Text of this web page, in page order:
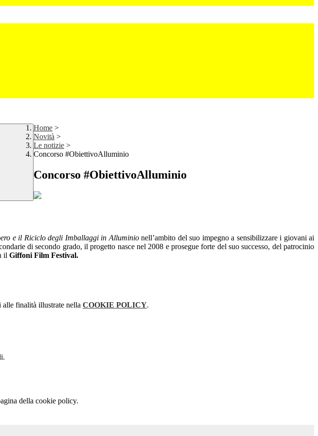
Home >
Novità >
Le notizie >
Concorso #ObiettivoAlluminio
Concorso #ObiettivoAlluminio
e il Riciclo degli Imballaggi in Alluminionell’ambito del suo impegno a sensibilizzare i giovani ai
di secondo grado, il progetto nasce nel 2008 e prosegue forte del suo successo, del patrocinio
il Giffoni Film Festival.
finalità illustrate nella COOKIE POLICY.
della cookie policy.